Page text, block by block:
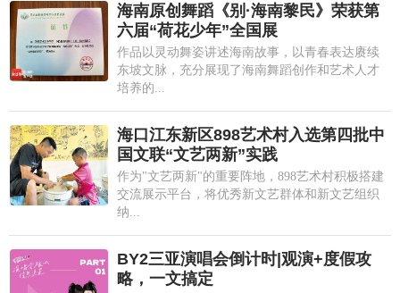
海南原创舞蹈《别·海南黎民》荣获第
六届“荷花少年”全国展
作品以灵动舞姿讲述海南故事，以青春表达赓续
东坡文脉，充分展现了海南舞蹈创作和艺术人才
培养的...
海口江东新区898艺术村入选第四批中
国文联“文艺两新”实践
作为"文艺两新"的重要阵地，898艺术村积极搭建
交流展示平台，将优秀新文艺群体和新文艺组织
纳...
BY2三亚演唱会倒计时|观演+度假攻
略，一文搞定